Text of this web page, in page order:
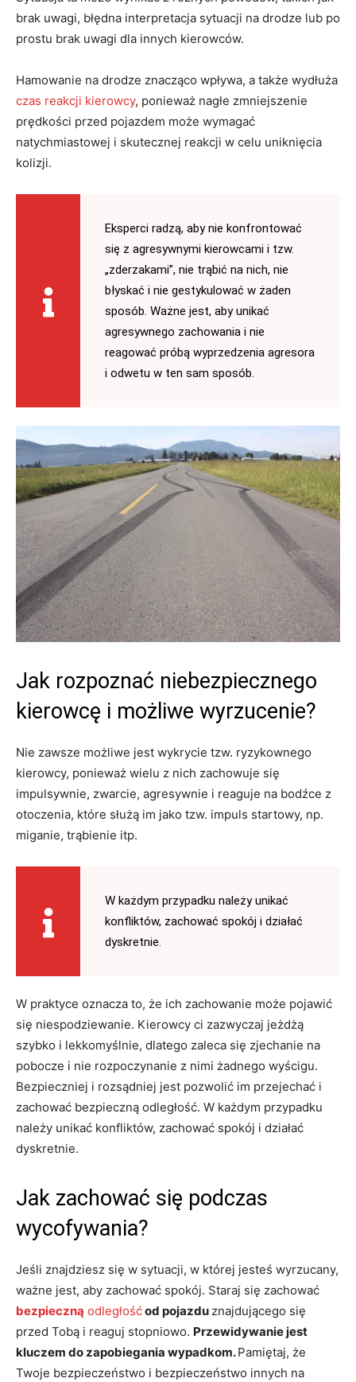
brak uwagi, błędna interpretacja sytuacji na drodze lub po
prostu brak uwagi dla innych kierowców.
Hamowanie na drodze znacząco wpływa, a także wydłuża
czas reakcji kierowcy, ponieważ nagłe zmniejszenie
prędkości przed pojazdem może wymagać
natychmiastowej i skutecznej reakcji w celu uniknięcia
kolizji.
Eksperci radzą, aby nie konfrontować
się z agresywnymi kierowcami i tzw.
„zderzakami”, nie trąbić na nich, nie
błyskać i nie gestykulować w żaden
sposób. Ważne jest, aby unikać
agresywnego zachowania i nie
reagować próbą wyprzedzenia agresora
i odwetu w ten sam sposób.
Jak rozpoznać niebezpiecznego
kierowcę i możliwe wyrzucenie?
Nie zawsze możliwe jest wykrycie tzw. ryzykownego
kierowcy, ponieważ wielu z nich zachowuje się
impulsywnie, zwarcie, agresywnie i reaguje na bodźce z
otoczenia, które służą im jako tzw. impuls startowy, np.
miganie, trąbienie itp.
W każdym przypadku należy unikać
konfliktów, zachować spokój i działać
dyskretnie.
W praktyce oznacza to, że ich zachowanie może pojawić
się niespodziewanie. Kierowcy ci zazwyczaj jeżdżą
szybko i lekkomyślnie, dlatego zaleca się zjechanie na
pobocze i nie rozpoczynanie z nimi żadnego wyścigu.
Bezpieczniej i rozsądniej jest pozwolić im przejechać i
zachować bezpieczną odległość. W każdym przypadku
należy unikać konfliktów, zachować spokój i działać
dyskretnie.
Jak zachować się podczas
wycofywania?
Jeśli znajdziesz się w sytuacji, w której jesteś wyrzucany,
ważne jest, aby zachować spokój. Staraj się zachować
bezpieczną odległośćod pojazdu znajdującego się
przed Tobą i reaguj stopniowo. Przewidywanie jest
kluczem do zapobiegania wypadkom.Pamiętaj, że
Twoje bezpieczeństwo i bezpieczeństwo innych na